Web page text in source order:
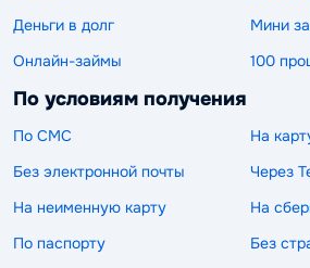
Деньги в долг
Мини
Онлайн-займы
100
По условиям получения
По СМС
На
Без электронной почты
Через
На неименную карту
На
По паспорту
Без